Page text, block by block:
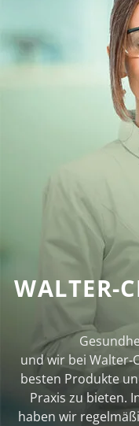
WALTER-
und wir bei
besten Produkte
Praxis zu bieten.
haben wir